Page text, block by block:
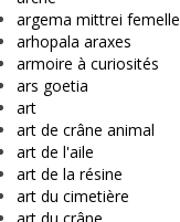
argema mittrei femelle
arhopala araxes
armoire à curiosités
ars goetia
art
art de crâne animal
art de l'aile
art de la résine
art du cimetière
art du crâne